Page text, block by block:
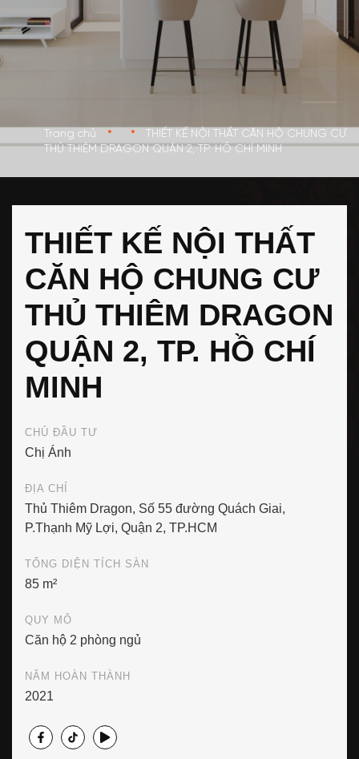
Trang chủ • •
THIẾT KẾ NỘI THẤT CĂN HỘ CHUNG CƯ
THỦ THIÊM DRAGON QUẬN 2, TP. HỒ CHÍ MINH
THIẾT KẾ NỘI THẤT
CĂN HỘ CHUNG CƯ
THỦ THIÊM DRAGON
QUẬN 2, TP. HỒ CHÍ
MINH
CHỦ ĐẦU TƯ
Chị Ánh
ĐỊA CHỈ
Thủ Thiêm Dragon, Số 55 đường Quách Giai,
P.Thạnh Mỹ Lợi, Quận 2, TP.HCM
TỔNG DIỆN TÍCH SÀN
85 m²
QUY MÔ
Căn hộ 2 phòng ngủ
NĂM HOÀN THÀNH
2021